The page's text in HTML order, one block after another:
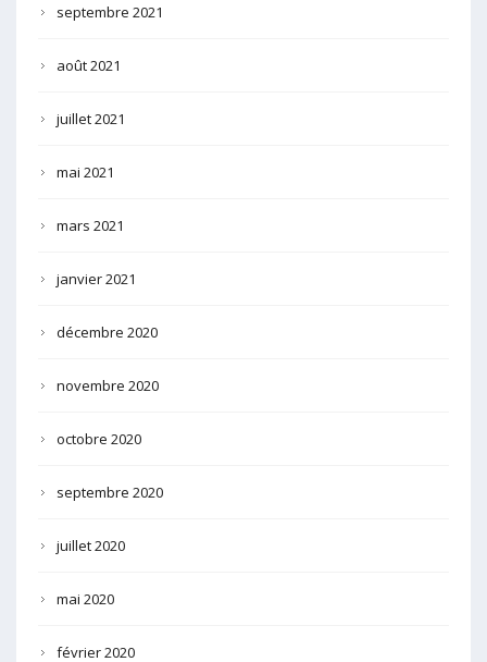
septembre 2021
août 2021
juillet 2021
mai 2021
mars 2021
janvier 2021
décembre 2020
novembre 2020
octobre 2020
septembre 2020
juillet 2020
mai 2020
février 2020